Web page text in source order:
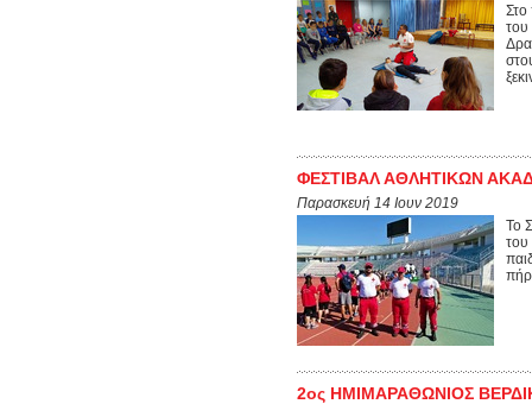
Στο
του
ΦΕΣΤΙΒΑΛ ΑΘΛΗΤΙΚΩΝ
Παρασκευή 14 Ιουν 2019
Το
του
2ος ΗΜΙΜΑΡΑΘΩΝΙΟΣ